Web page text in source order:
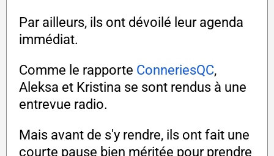
Par ailleurs, ils ont dévoilé leur agenda
immédiat.
Comme le rapporte ConneriesQC,
Aleksa et Kristina se sont rendus à une
entrevue radio.
Mais avant de s'y rendre, ils ont fait une
courte pause bien méritée pour prendre